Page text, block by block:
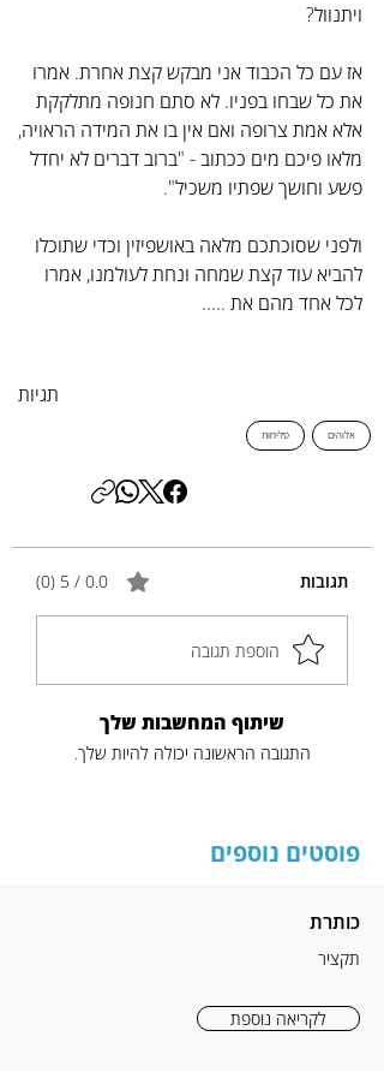
ויתנוול?
אז עם כל הכבוד אני מבקש קצת אחרת. אמרו
את כל שבחו בפניו. לא סתם חנופה מתלקקת
אלא אמת צרופה ואם אין בו את המידה הראויה,
מלאו פיכם מים ככתוב - "ברוב דברים לא יחדל
פשע וחושך שפתיו משכיל".
ולפני שסוכתכם מלאה באושפיזין וכדי שתוכלו
להביא עוד קצת שמחה ונחת לעולמנו, אמרו
לכל אחד מהם את .....
תגיות
אלוהים סליחות
תגובות 0.0 / 5 ‏(0)
הוספת תגובה
שיתוף המחשבות שלך
התגובה הראשונה יכולה להיות שלך.
פוסטים נוספים
כותרת
תקציר
לקריאה נוספת